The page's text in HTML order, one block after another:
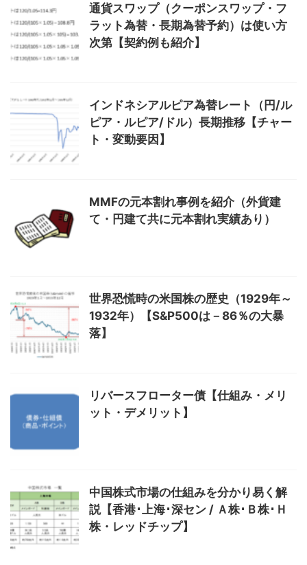
通貨スワップ（クーポンスワップ・フ
ラット為替・長期為替予約）は使い方
次第【契約例も紹介】
インドネシアルピア為替レート（円/ル
ピア・ルピア/ドル）長期推移【チャー
ト・変動要因】
MMFの元本割れ事例を紹介（外貨建
て・円建て共に元本割れ実績あり）
世界恐慌時の米国株の歴史（1929年～
1932年）【S&P500は－86％の大暴
落】
リバースフローター債【仕組み・メリ
ット・デメリット】
中国株式市場の仕組みを分かり易く解
説【香港･上海･深セン / Ａ株･Ｂ株･Ｈ
株・レッドチップ】